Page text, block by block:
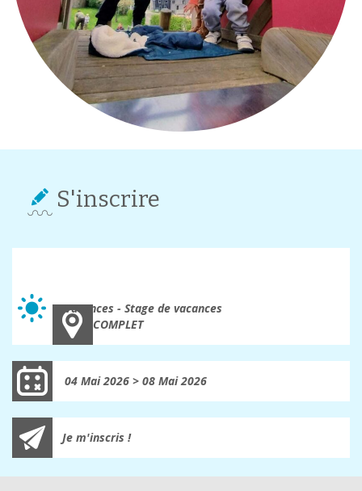
S'inscrire
Vacances - Stage de vacances
COMPLET
04 Mai 2026 > 08 Mai 2026
Je m'inscris !